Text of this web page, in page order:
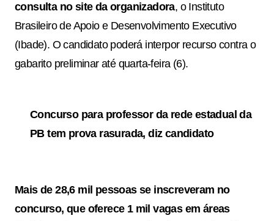
consulta no site da organizadora, o Instituto
Brasileiro de Apoio e Desenvolvimento Executivo
(Ibade). O candidato poderá interpor recurso contra o
gabarito preliminar até quarta-feira (6).
Concurso para professor da rede estadual da
PB tem prova rasurada, diz candidato
Mais de 28,6 mil pessoas se inscreveram no
concurso, que oferece 1 mil vagas em áreas